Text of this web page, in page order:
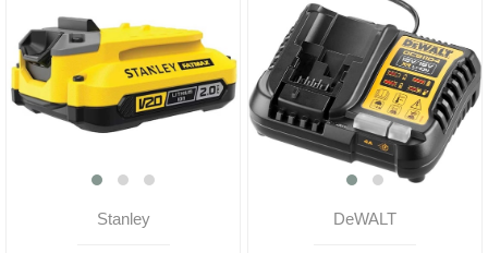
Stanley DeWALT